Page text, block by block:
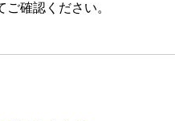
確認ください。